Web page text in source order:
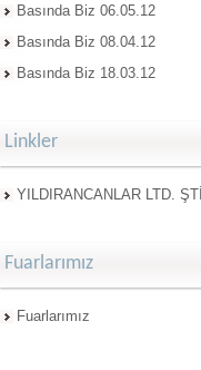
Basında Biz 06.05.12
Basında Biz 08.04.12
Basında Biz 18.03.12
Linkler
YILDIRANCANLAR LTD. ŞTİ.
Fuarlarımız
Fuarlarımız